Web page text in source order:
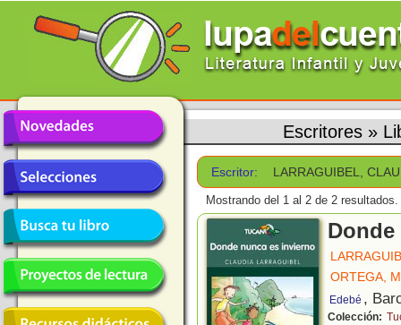
Escritores »
Escritor: LARRAGUIBEL,
Mostrando del 1 al 2 de 2 resultados.
ORTEGA,
Edebé ,
Colección: